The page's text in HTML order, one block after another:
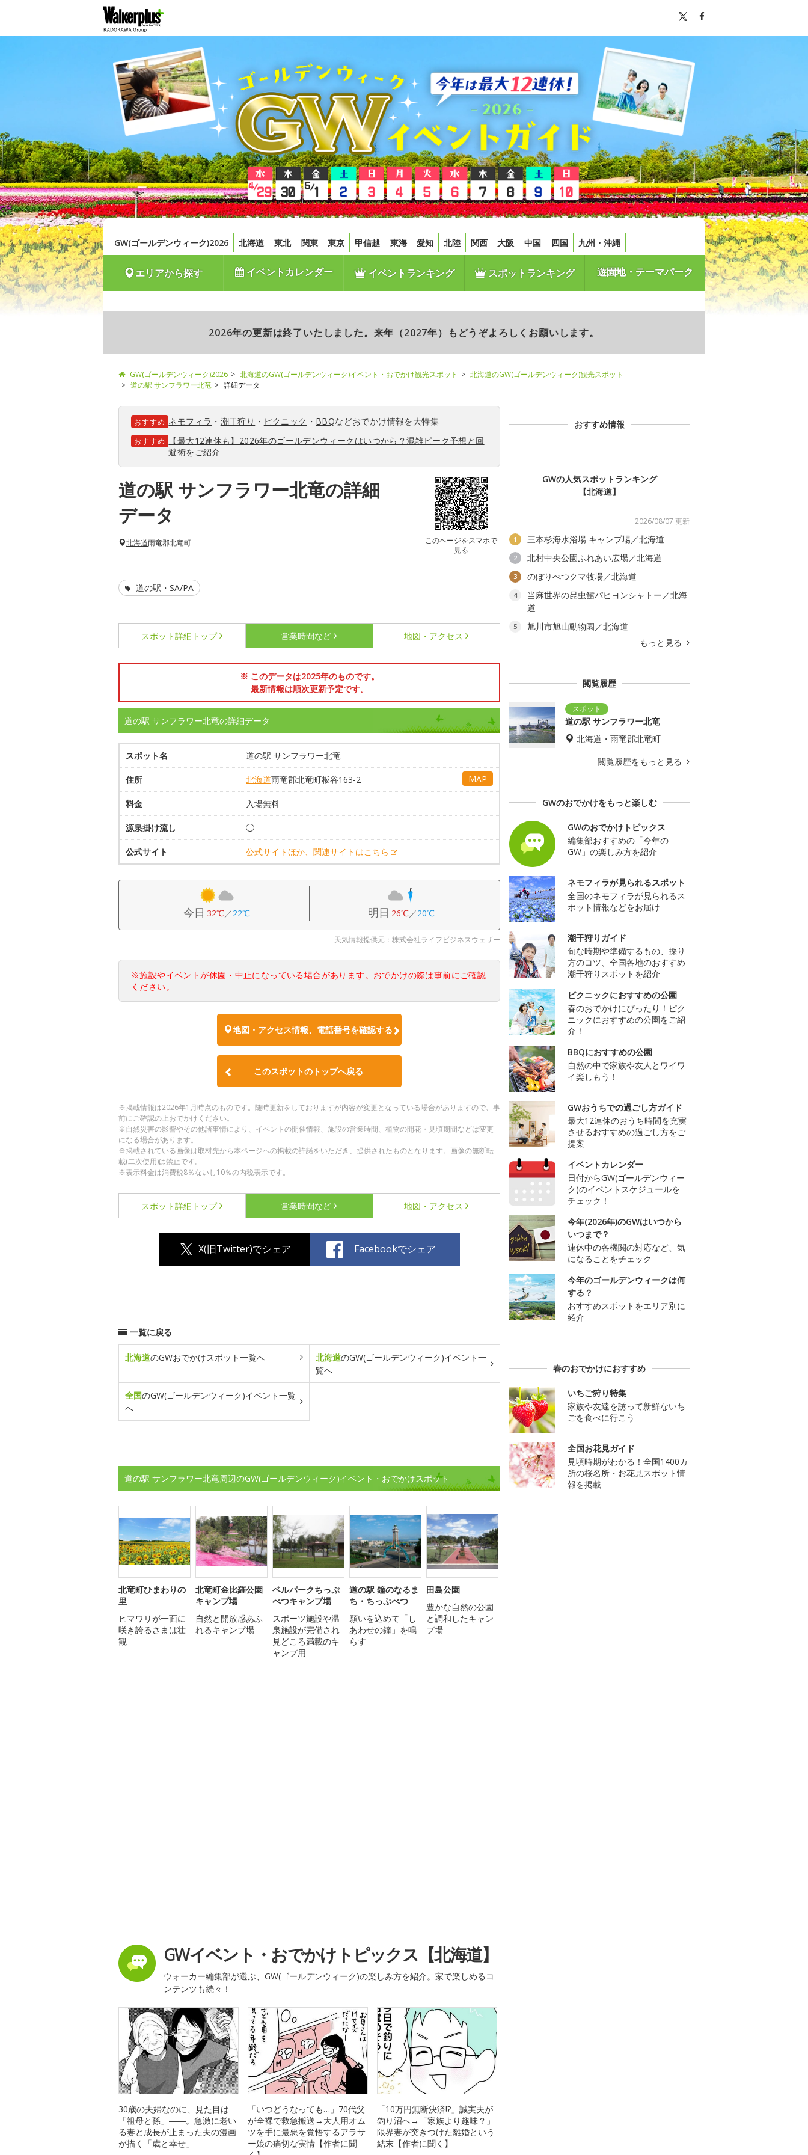
GW(ゴールデンウィーク)2026 北海道 東北 関東 東京 甲信越 東海 愛知 北陸 関西 大阪 中国 四国 九州・沖縄
エリアから探す イベントカレンダー イベントランキング スポットランキング 遊園地・テーマパーク
2026年の更新は終了いたしました。来年（2027年）もどうぞよろしくお願いします。
GW(ゴールデンウィーク)2026 北海道のGW(ゴールデンウィーク)イベント・おでかけ観光スポット
北海道のGW(ゴールデンウィーク)観光スポット
道の駅 サンフラワー北竜
詳細データ
おすすめ ネモフィラ ・ 潮干狩り ・ ピクニック ・ BBQなどおでかけ情報を大特集
おすすめ
【最大12連休も】2026年のゴールデンウィークはいつから？混雑ピーク予想と回
避術をご紹介
道の駅 サンフラワー北竜の詳細
データ
このページをスマホで
見る
北海道雨竜郡北竜町
道の駅・SA/PA
スポット詳細 トップ 営業時間など 地図・アクセス
※ このデータは2025年のものです。
最新情報は順次更新予定です。
道の駅 サンフラワー北竜の詳細データ
スポット名 道の駅 サンフラワー北竜
住所 北海道雨竜郡北竜町板谷163-2 MAP
料金 入場無料
源泉掛け流し ◯
公式サイト 公式サイトほか、関連サイトはこちら
今日 32℃／22℃ 明日 26℃／20℃
天気情報提供元：株式会社ライフビジネスウェザー
※施設やイベントが休園・中止になっている場合があります。おでかけの際は事前にご確認
ください。
地図・アクセス情報、電話番号を確認する
このスポットのトップへ戻る
※掲載情報は2026年1月時点のものです。随時更新をしておりますが内容が変更となっている場合がありますので、事
前にご確認の上おでかけください。
※自然災害の影響やその他諸事情により、イベントの開催情報、施設の営業時間、植物の開花・見頃期間などは変更
になる場合があります。
※掲載されている画像は取材先から本ページへの掲載の許諾をいただき、提供されたものとなります。画像の無断転
載(二次使用)は禁止です。
※表示料金は消費税8％ないし10％の内税表示です。
スポット詳細 トップ 営業時間など 地図・アクセス
X(旧Twitter)でシェア Facebookでシェア
一覧に戻る
北海道のGWおでかけスポット一覧へ 北海道のGW(ゴールデンウィーク)イベント一
覧へ
全国のGW(ゴールデンウィーク)イベント一覧
へ
道の駅 サンフラワー北竜周辺のGW(ゴールデンウィーク)イベント・おでかけスポット
北竜町ひまわりの
里
ヒマワリが一面に
咲き誇るさまは壮
観
北竜町金比羅公園
キャンプ場
自然と開放感あふ
れるキャンプ場
ベルパークちっぷ
べつキャンプ場
スポーツ施設や温
泉施設が完備され
見どころ満載のキ
ャンプ用
道の駅 鐘のなるま
ち・ちっぷべつ
願いを込めて「し
あわせの鐘」を鳴
らす
田島公園
豊かな自然の公園
と調和したキャン
プ場
GWイベント・おでかけトピックス【北海道】
ウォーカー編集部が選ぶ、GW(ゴールデンウィーク)の楽しみ方を紹介。家で楽しめるコ
ンテンツも続々！
30歳の夫婦なのに、見た目は
「祖母と孫」――。急激に老い
る妻と成長が止まった夫の漫画
が描く「歳と幸せ」
「いつどうなっても…」70代父
が全裸で救急搬送→大人用オム
ツを手に最悪を覚悟するアラサ
ー娘の痛切な実情【作者に聞
「10万円無断決済!?」誠実夫が
釣り沼へ→「家族より趣味？」
限界妻が突きつけた離婚という
結末【作者に聞く】
おすすめ情報
GWの人気スポットランキング
【北海道】
2026/08/07 更新
1 三本杉海水浴場 キャンプ場／北海道
2 北村中央公園ふれあい広場／北海道
3 のぼりべつクマ牧場／北海道
4
当麻世界の昆虫館パピヨンシャトー／北海
道
5
旭川市旭山動物園／北海道
もっと見る
閲覧履歴
道の駅 サンフラワー北竜
北海道・雨竜郡北竜町
閲覧履歴をもっと見る
GWのおでかけをもっと楽しむ
GWのおでかけトピックス
編集部おすすめの「今年の
GW」の楽しみ方を紹介
ネモフィラが見られるスポット
全国のネモフィラが見られるス
ポット情報などをお届け
潮干狩りガイド
旬な時期や準備するもの、採り
方のコツ、全国各地のおすすめ
潮干狩りスポットを紹介
ピクニックにおすすめの公園
春のおでかけにぴったり！ピク
ニックにおすすめの公園をご紹
介！
BBQにおすすめの公園
自然の中で家族や友人とワイワ
イ楽しもう！
GWおうちでの過ごし方ガイド
最大12連休のおうち時間を充実
させるおすすめの過ごし方をご
提案
イベントカレンダー
日付からGW(ゴールデンウィー
ク)のイベントスケジュールを
チェック！
今年(2026年)のGWはいつから
いつまで？
連休中の各機関の対応など、気
になることをチェック
今年のゴールデンウィークは何
する？
おすすめスポットをエリア別に
紹介
春のおでかけにおすすめ
いちご狩り特集
家族や友達を誘って新鮮ないち
ごを食べに行こう
全国お花見ガイド
見頃時期がわかる！全国1400カ
所の桜名所・お花見スポット情
報を掲載